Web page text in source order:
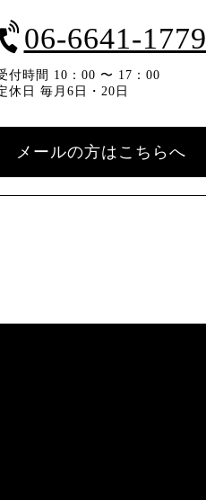
06-6641-1779
付時間 10：00 〜 17：00
休日 毎月6日・20日
メールの方はこちらへ